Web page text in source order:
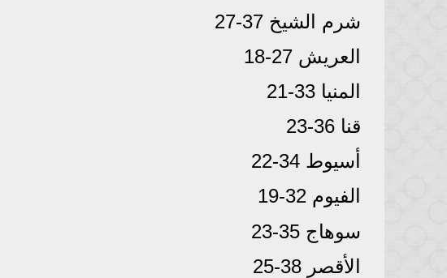
شرم الشيخ 37-27
العريش 27-18
المنيا 33-21
قنا 36-23
أسيوط 34-22
الفيوم 32-19
سوهاج 35-23
الأقصر 38-25